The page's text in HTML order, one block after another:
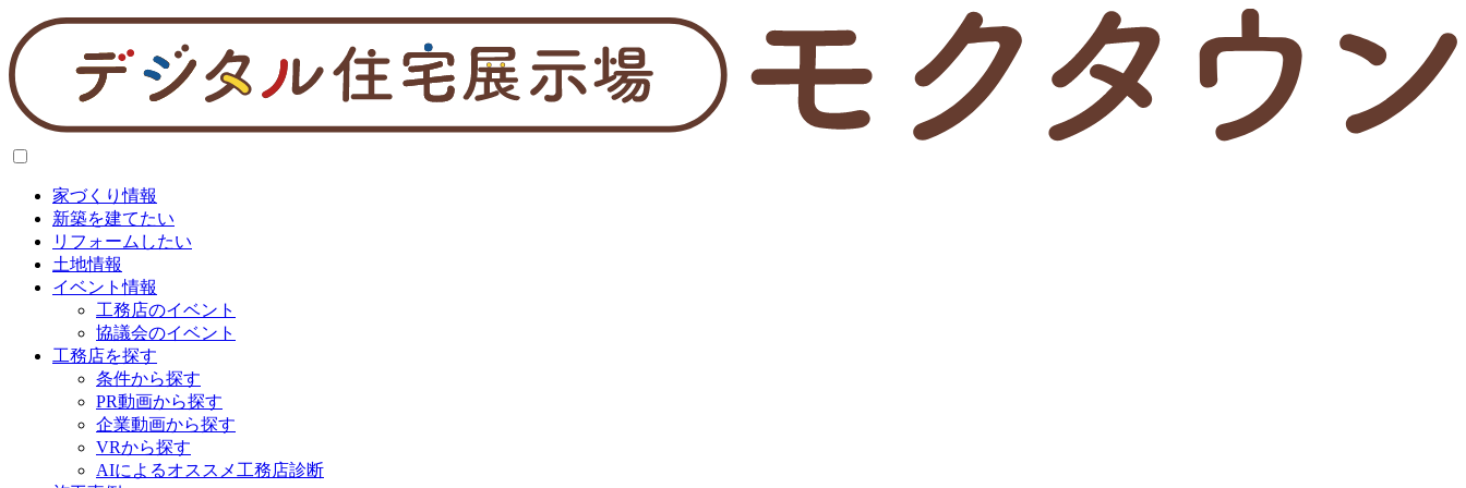
家づくり情報
新築を建てたい
リフォームしたい
土地情報
イベント情報
工務店のイベント
協議会のイベント
工務店を探す
条件から探す
PR動画から探す
企業動画から探す
VRから探す
AIによるオススメ工務店診断